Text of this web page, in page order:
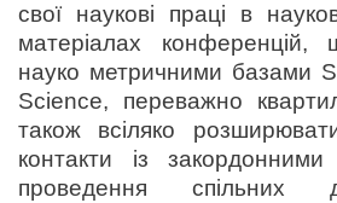
свої наукові праці в
матеріалах конференцій,
науко метричними базами
Science, переважно
також всіляко
контакти із
проведення спільних